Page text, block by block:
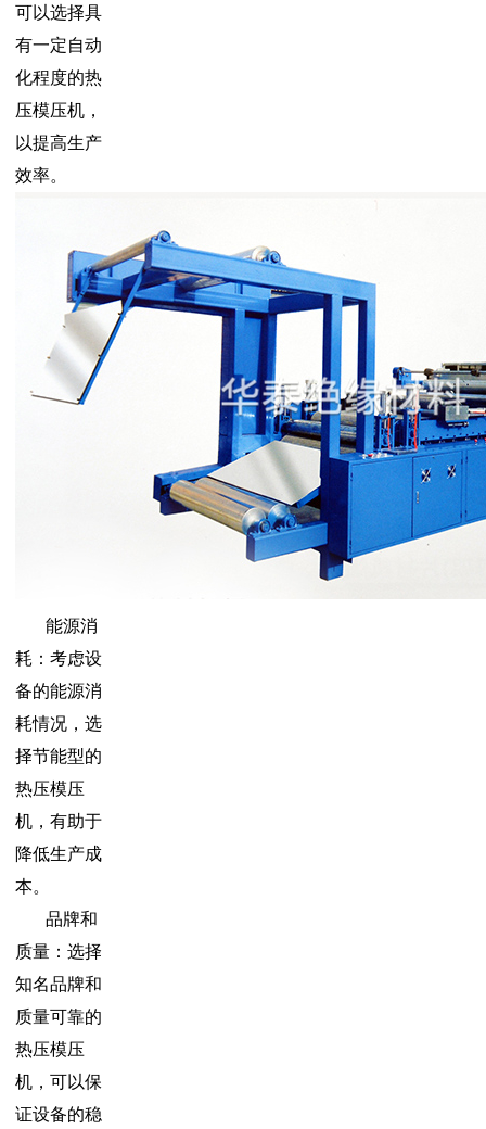
可以选择具
有一定自动
化程度的热
压模压机，
以提高生产
效率。
能源消
耗：考虑设
备的能源消
耗情况，选
择节能型的
热压模压
机，有助于
降低生产成
本。
品牌和
质量：选择
知名品牌和
质量可靠的
热压模压
机，可以保
证设备的稳